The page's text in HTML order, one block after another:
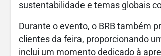
sustentabilidade e temas globais
Durante o evento, o BRB também
clientes da feira, proporcionando
inclui um momento dedicado à